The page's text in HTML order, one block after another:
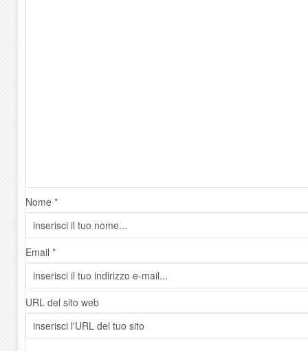
Nome *
Email *
URL del sito web